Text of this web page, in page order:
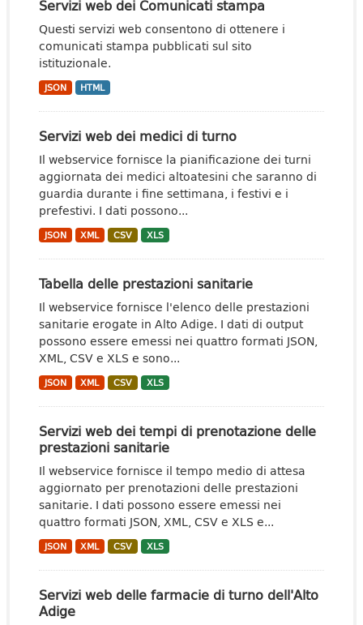
Servizi web dei Comunicati stampa
Questi servizi web consentono di ottenere i
comunicati stampa pubblicati sul sito
istituzionale.
JSON HTML
Servizi web dei medici di turno
Il webservice fornisce la pianificazione dei turni
aggiornata dei medici altoatesini che saranno di
guardia durante i fine settimana, i festivi e i
prefestivi. I dati possono...
JSON XML CSV XLS
Tabella delle prestazioni sanitarie
Il webservice fornisce l'elenco delle prestazioni
sanitarie erogate in Alto Adige. I dati di output
possono essere emessi nei quattro formati JSON,
XML, CSV e XLS e sono...
JSON XML CSV XLS
Servizi web dei tempi di prenotazione delle
prestazioni sanitarie
Il webservice fornisce il tempo medio di attesa
aggiornato per prenotazioni delle prestazioni
sanitarie. I dati possono essere emessi nei
quattro formati JSON, XML, CSV e XLS e...
JSON XML CSV XLS
Servizi web delle farmacie di turno dell'Alto
Adige